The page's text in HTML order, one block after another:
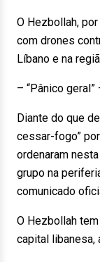
O Hezbollah,
com drones
Líbano e na
– “Pânico geral”
Diante do que
cessar-fogo”
ordenaram
grupo na
comunicado
O Hezbollah
capital libanesa,